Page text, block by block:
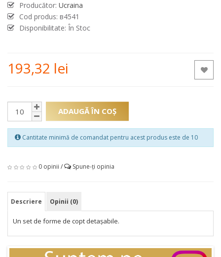
Producător: Ucraina
Cod produs: в4541
Disponibilitate: În Stoc
193,32 lei
ADAUGĂ ÎN COŞ
Cantitate minimă de comandat pentru acest produs este de 10
0 opinii / Spune-ţi opinia
Descriere Opinii (0)
Un set de forme de copt detașabile.